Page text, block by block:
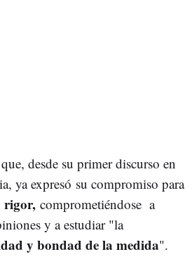
desde su primer discurso en
ya expresó su compromiso para
rigor, comprometiéndose a
y a estudiar "la
y bondad de la medida".